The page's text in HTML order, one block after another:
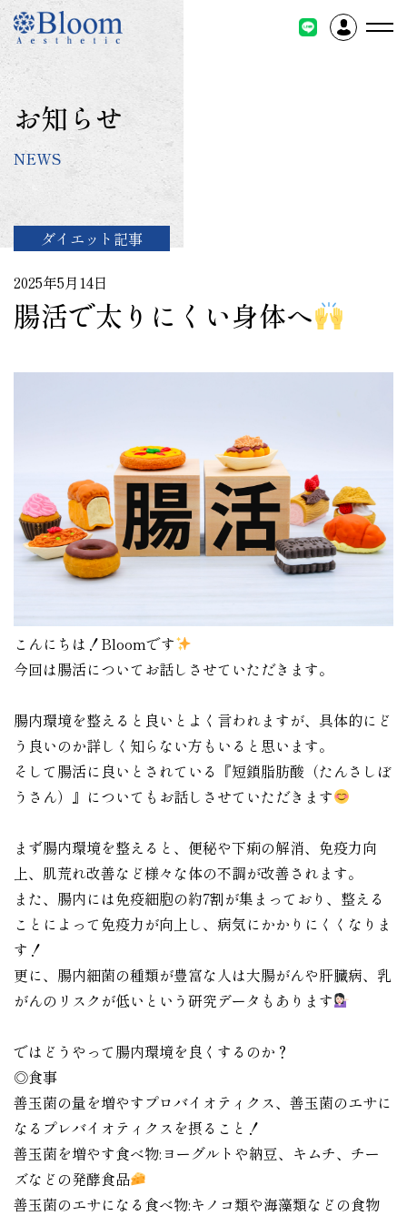
コ
テ
ン
ツ
に
キ
お知らせ
NEWS
ダイエット記事
2025年5月14日
腸活で太りにくい身体へ
こんにちは！Bloomです
今回は腸活についてお話しさせていただきます。
腸内環境を整えると良いとよく言われますが、具体的にど
う良いのか詳しく知らない方もいると思います。
そして腸活に良いとされている『短鎖脂肪酸（たんさしぼ
うさん）』についてもお話しさせていただきます
まず腸内環境を整えると、便秘や下痢の解消、免疫力向
上、肌荒れ改善など様々な体の不調が改善されます。
また、腸内には免疫細胞の約7割が集まっており、整える
ことによって免疫力が向上し、病気にかかりにくくなりま
す！
更に、腸内細菌の種類が豊富な人は大腸がんや肝臓病、乳
がんのリスクが低いという研究データもあります
ではどうやって腸内環境を良くするのか？
◎食事
善玉菌の量を増やすプロバイオティクス、善玉菌のエサに
なるプレバイオティクスを摂ること！
善玉菌を増やす食べ物:ヨーグルトや納豆、キムチ、チー
ズなどの発酵食品
善玉菌のエサになる食べ物:キノコ類や海藻類などの食物